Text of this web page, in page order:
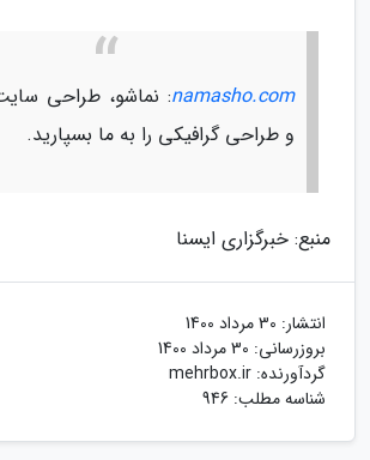
namasho.com: نماشو، طراحی
و طراحی گرافیکی را به ما بسپارید.
منبع: خبرگزاری ایسنا
انتشار: 30 مرداد 1400
بروزرسانی: 30 مرداد 1400
گردآورنده: mehrbox.ir
شناسه مطلب: 946